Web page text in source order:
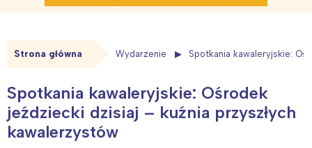
Strona główna Wydarzenie Spotkania kawaleryjskie:
Spotkania kawaleryjskie: Ośrodek
jeździecki dzisiaj – kuźnia przyszłych
kawalerzystów